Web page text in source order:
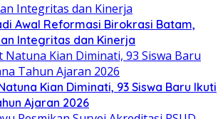
Awal Reformasi Birokrasi Batam,
Integritas dan Kinerja
Kian Diminati, 93 Siswa Baru Ikuti
Ajaran 2026